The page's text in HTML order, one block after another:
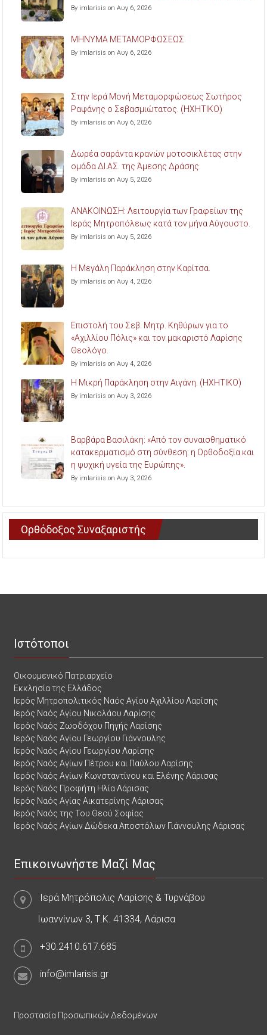
By imlarisis on Αυγ 6, 2026
ΜΗΝΥΜΑ ΜΕΤΑΜΟΡΦΩΣΕΩΣ
By imlarisis on Αυγ 6, 2026
Στην Ιερά Μονή Μεταμορφώσεως Σωτήρος
Ραψάνης ο Σεβασμιώτατος. (ΗΧΗΤΙΚΟ)
By imlarisis on Αυγ 6, 2026
Δωρέα σαράντα κρανών μοτοσικλέτας στην
ομάδα ΔΙ.ΑΣ. της Άμεσης Δράσης.
By imlarisis on Αυγ 5, 2026
ΑΝΑΚΟΙΝΩΣΗ: Λειτουργία των Γραφείων της
Ιεράς Μητροπόλεως κατά τον μήνα Αύγουστο.
By imlarisis on Αυγ 5, 2026
Η Μεγάλη Παράκληση στην Καρίτσα.
By imlarisis on Αυγ 4, 2026
Επιστολή του Σεβ. Μητρ. Κηθύρων για το
«Αχιλλίου Πόλις» και τον μακαριστό Λαρίσης
Θεολόγο.
By imlarisis on Αυγ 4, 2026
Η Μικρή Παράκληση στην Αιγάνη. (ΗΧΗΤΙΚΟ)
By imlarisis on Αυγ 3, 2026
Βαρβάρα Βασιλάκη: «Από τον συναισθηματικό
κατακερματισμό στη σύνθεση: η Ορθοδοξία και
η ψυχική υγεία της Ευρώπης».
By imlarisis on Αυγ 3, 2026
Ορθόδοξος Συναξαριστής
Ιστότοποι
Οικουμενικό Πατριαρχείο
Εκκλησία της Ελλάδος
Ιερός Μητροπολιτικός Ναός Αγίου Αχιλλίου Λαρίσης
Ιερός Ναός Αγίου Νικολάου Λαρίσης
Ιερός Ναός Ζωοδόχου Πηγής Λαρίσης
Ιερός Ναός Αγίου Γεωργίου Γιάννουλης
Ιερός Ναός Αγίου Γεωργίου Λαρίσης
Ιερός Ναός Αγίων Πέτρου και Παύλου Λαρίσης
Ιερός Ναός Αγίων Κωνσταντίνου και Ελένης Λάρισας
Ιερός Ναός Προφήτη Ηλία Λάρισας
Ιερός Ναός Αγίας Αικατερίνης Λάρισας
Ιερός Ναός της Του Θεού Σοφίας
Ιερός Ναός Αγίων Δώδεκα Αποστόλων Γιάννουλης Λάρισας
Επικοινωνήστε Μαζί Μας
Ιερά Μητρόπολις Λαρίσης & Τυρνάβου
Ιωαννίνων 3, Τ.Κ. 41334, Λάρισα
+30.2410.617.685
info@imlarisis.gr
Προστασία Προσωπικών Δεδομένων